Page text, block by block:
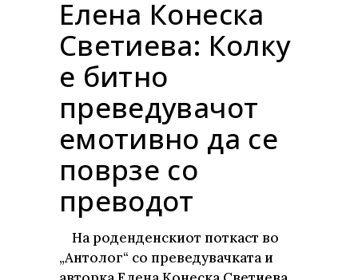
Елена Конеска
Светиева: Колку
е битно
преведувачот
емотивно да се
поврзе со
преводот
На роденденскиот поткаст во
„Антолог“ со преведувачката и